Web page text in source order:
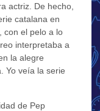
actriz. De hecho,
catalana en
con el pelo a lo
interpretaba a
la alegre
Yo veía la serie
de Pep